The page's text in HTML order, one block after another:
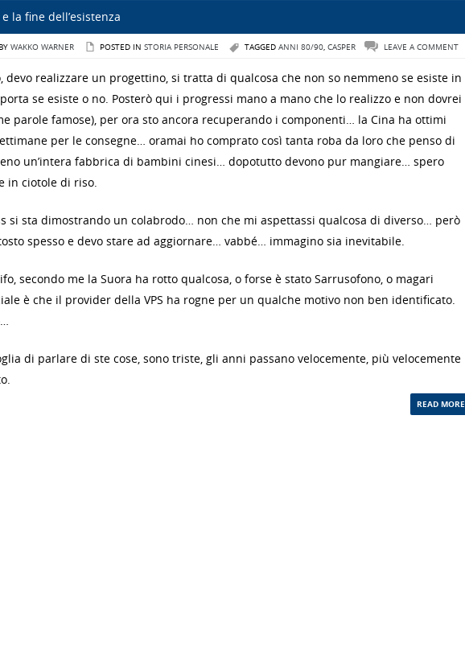
la fine dell’esistenza
BY WAKKO WARNER POSTED IN STORIA PERSONALE TAGGED ANNI 80/90, CASPER LEAVE A COMMENT
devo realizzare un progettino, si tratta di qualcosa che non so nemmeno se esiste in
se esiste o no. Posterò qui i progressi mano a mano che lo realizzo e non dovrei
parole famose), per ora sto ancora recuperando i componenti… la Cina ha ottimi
per le consegne… oramai ho comprato così tanta roba da loro che penso di
un’intera fabbrica di bambini cinesi… dopotutto devono pur mangiare… spero
in ciotole di riso.
si sta dimostrando un colabrodo… non che mi aspettassi qualcosa di diverso… però
spesso e devo stare ad aggiornare… vabbé… immagino sia inevitabile.
secondo me la Suora ha rotto qualcosa, o forse è stato Sarrusofono, o magari
è che il provider della VPS ha rogne per un qualche motivo non ben identificato.
di parlare di ste cose, sono triste, gli anni passano velocemente, più velocemente
READ MORE